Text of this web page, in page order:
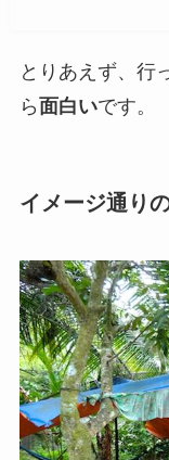
とりあえず、行
ら 面白いです。
イメージ通り